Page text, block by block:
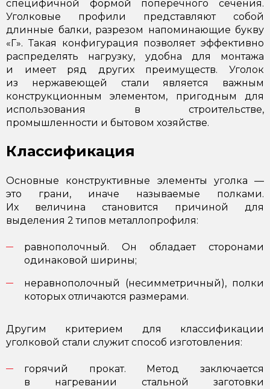
специфичной формой поперечного сечения.
Уголковые профили представляют собой
длинные балки, разрезом напоминающие букву
«Г». Такая конфигурация позволяет эффективно
распределять нагрузку, удобна для монтажа
и имеет ряд других преимуществ. Уголок
из нержавеющей стали является важным
конструкционным элементом, пригодным для
использования в строительстве,
промышленности и бытовом хозяйстве.
Классификация
Основные конструктивные элементы уголка —
это грани, иначе называемые полками.
Их величина становится причиной для
выделения 2 типов металлопрофиля:
равнополочный. Он обладает сторонами
одинаковой ширины;
неравнополочный (несимметричный), полки
которых отличаются размерами.
Другим критерием для классификации
уголковой стали служит способ изготовления:
горячий прокат. Метод заключается
в нагревании стальной заготовки